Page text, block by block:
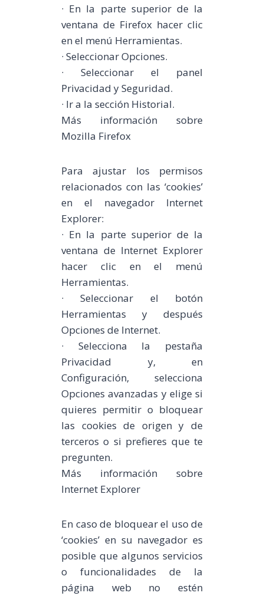
· En la parte superior de la
ventana de Firefox hacer clic
en el menú Herramientas.
· Seleccionar Opciones.
· Seleccionar el panel
Privacidad y Seguridad.
· Ir a la sección Historial.
Más información sobre
Mozilla Firefox
Para ajustar los permisos
relacionados con las ‘cookies’
en el navegador Internet
Explorer:
· En la parte superior de la
ventana de Internet Explorer
hacer clic en el menú
Herramientas.
· Seleccionar el botón
Herramientas y después
Opciones de Internet.
· Selecciona la pestaña
Privacidad y, en
Configuración, selecciona
Opciones avanzadas y elige si
quieres permitir o bloquear
las cookies de origen y de
terceros o si prefieres que te
pregunten.
Más información sobre
Internet Explorer
En caso de bloquear el uso de
‘cookies’ en su navegador es
posible que algunos servicios
o funcionalidades de la
página web no estén